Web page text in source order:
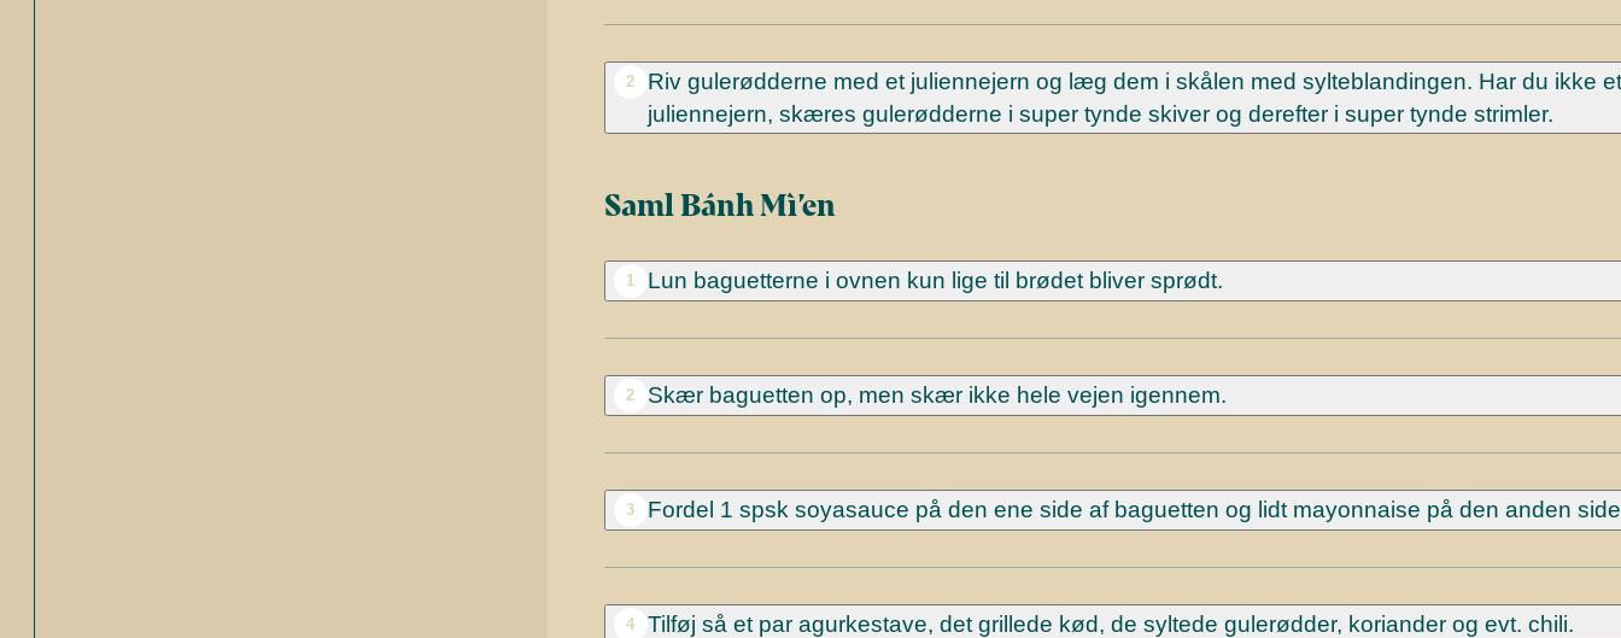
2
Riv gulerødderne med et juliennejern og læg dem i skålen med sylteblandingen. Har du ikke et
juliennejern, skæres gulerødderne i super tynde skiver og derefter i super tynde strimler.
Saml Bánh Mì’en
1 Lun baguetterne i ovnen kun lige til brødet bliver sprødt.
2 Skær baguetten op, men skær ikke hele vejen igennem.
3 Fordel 1 spsk soyasauce på den ene side af baguetten og lidt mayonnaise på den anden
4 Tilføj så et par agurkestave, det grillede kød, de syltede gulerødder, koriander og evt. chili.